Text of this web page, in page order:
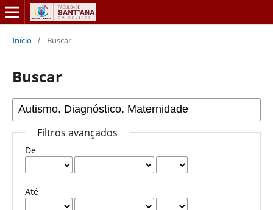
Início / Buscar
Buscar
Filtros avançados
De
Até